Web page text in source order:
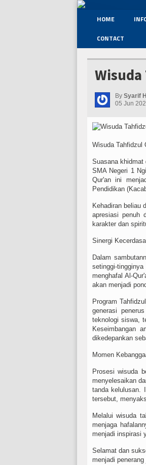
HOME
CONTACT
Wisuda
By Syarif H
05 Jun
Wisuda Tahfidzul
Suasana khidmat
SMA Negeri 1
Qur'an ini
Pendidikan
Kehadiran beliau
apresiasi penuh
karakter dan
Sinergi
Dalam
setinggi-
menghafal Al-
akan menjadi
Program
generasi
teknologi siswa,
Keseimbangan
dikedepankan
Momen
Prosesi wisuda
menyelesaikan
tanda kelulusan.
tersebut,
Melalui wisuda
menjaga
menjadi inspirasi
Selamat dan
menjadi